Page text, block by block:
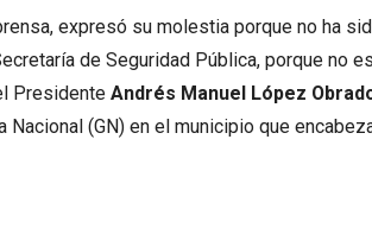
expresó su molestia porque no ha
de Seguridad Pública, porque no
Presidente Andrés Manuel López
Nacional (GN) en el municipio que